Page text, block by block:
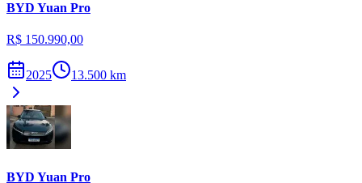
BYD Yuan Pro
R$ 150.990,00
2025 13.500 km
BYD Yuan Pro